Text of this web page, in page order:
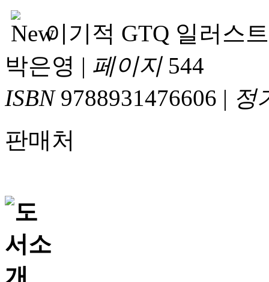
이기적 GTQ 일러스
박은영 | 페이지544
ISBN9788931476606 | 정
판매처